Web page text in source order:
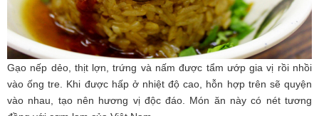
Gạo nếp dẻo, thịt lợn, trứng và nấm được tẩm ướp gia vị rồi nhồi
vào ống tre. Khi được hấp ở nhiệt độ cao, hỗn hợp trên sẽ quyện
vào nhau, tạo nên hương vị độc đáo. Món ăn này có nét tương